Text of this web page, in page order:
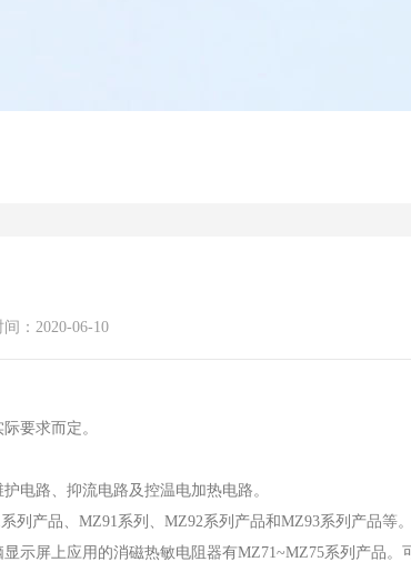
：2020-06-10
要求而定。
电路、抑流电路及控温电加热电路。
列产品、MZ91系列、MZ92系列产品和MZ93系列产品等
示屏上应用的消磁热敏电阻器有MZ71~MZ75系列产品。